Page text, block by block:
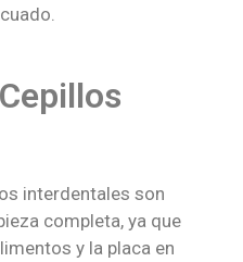
interdentales son
completa, ya que
y la placa en